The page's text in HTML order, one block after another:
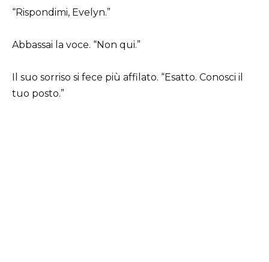
“Rispondimi, Evelyn.”
Abbassai la voce. “Non qui.”
Il suo sorriso si fece più affilato. “Esatto. Conosci il
tuo posto.”